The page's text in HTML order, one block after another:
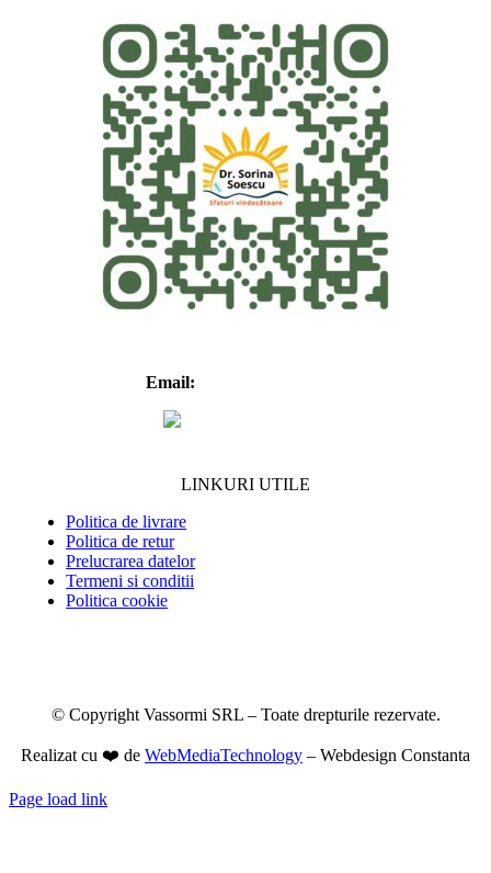
Email:
LINKURI UTILE
Politica de livrare
Politica de retur
Prelucrarea datelor
Termeni si conditii
Politica cookie
© Copyright Vassormi SRL – Toate drepturile rezervate.
Realizat cu ❤️ de WebMediaTechnology – Webdesign Constanta
Page load link